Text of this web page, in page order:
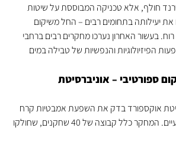
חולף, אלא טכניקה המבוססת על שיטות
את יעילותה בתחומים רבים – החל משיקום
בעשור האחרון נערכו מחקרים רבים ברחבי
הפיזיולוגיות והנפשיות של טבילה במים
ספורטיבי – אוניברסיטת
אוקספורד בדק את השפעת אמבטיות קרח
על שחקני כדורגל מקצועיים. המחקר כלל קבוצה של 40 שחקנים, שחולקו